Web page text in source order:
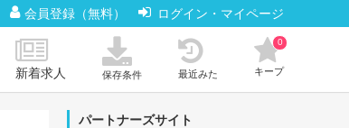
会員登録（無料） ログイン・マイページ
新着求人 保存条件 最近みた キープ
0
パートナーズサイト